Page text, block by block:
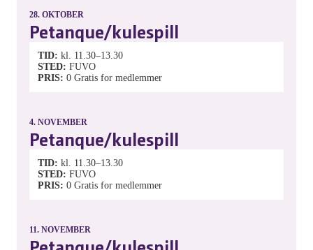
28. OKTOBER
Petanque/kulespill
TID kl. 11.30–13.30
STED FUVO
PRIS 0 Gratis for medlemmer
4. NOVEMBER
Petanque/kulespill
TID kl. 11.30–13.30
STED FUVO
PRIS 0 Gratis for medlemmer
11. NOVEMBER